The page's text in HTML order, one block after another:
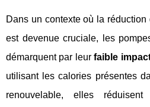
Dans un contexte où la
est devenue cruciale, les
démarquent par leurfaible
utilisant les calories présentes
renouvelable, elles réduisent